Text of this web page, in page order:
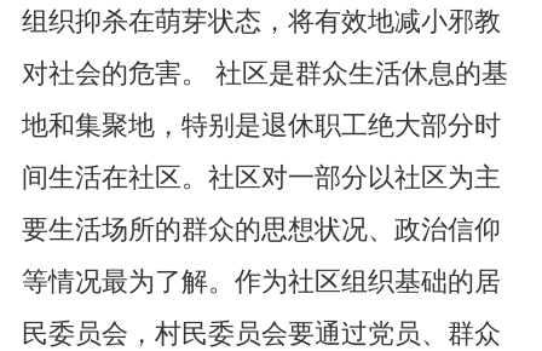
组织抑杀在萌芽状态，将有效地减小邪教
对社会的危害。 社区是群众生活休息的基
地和集聚地，特别是退休职工绝大部分时
间生活在社区。社区对一部分以社区为主
要生活场所的群众的思想状况、政治信仰
等情况最为了解。作为社区组织基础的居
民委员会，村民委员会要通过党员、群众